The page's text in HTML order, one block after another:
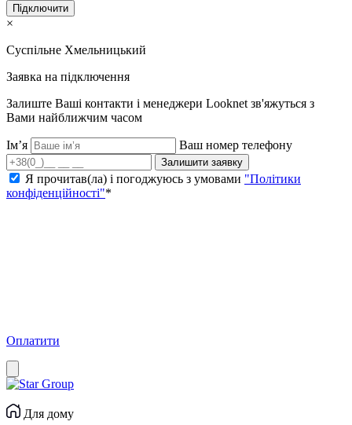
Підключити
×
Суспільне Хмельницький
Заявка на підключення
Залиште Ваші контакти і менеджери Looknet зв'яжуться з
Вами найближчим часом
Ім’я Ваш номер телефону
Залишити заявку
Я прочитав(ла) і погоджуюсь з умовами "Політики
конфіденційності"*
Оплатити
Для дому